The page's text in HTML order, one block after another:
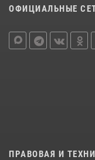
ОФИЦИАЛЬНЫЕ
ПРАВОВАЯ И